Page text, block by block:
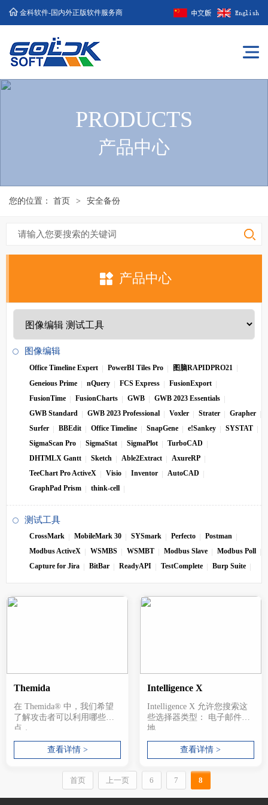
金科软件-国内外正版软件服务商
PRODUCTS
产品中心
您的位置： 首页 > 安全备份
产品中心
图像编辑
Office Timeline Expert PowerBI Tiles Pro
图脑RAPIDPRO21
Geneious Prime
nQuery FCS Express
FusionExport
FusionTime
FusionCharts GWB
GWB 2023 Essentials
GWB Standard
GWB 2023 Professional Voxler Strater
Grapher
Surfer
BBEdit Office Timeline SnapGene e!Sankey
SYSTAT
SigmaScan Pro
SigmaStat SigmaPlot
TurboCAD
DHTMLX Gantt
Sketch Able2Extract
AxureRP
TeeChart Pro ActiveX
Visio Inventor
AutoCAD
GraphPad Prism
think-cell
测试工具
CrossMark MobileMark 30 SYSmark Perfecto
Postman
Modbus ActiveX
WSMBS WSMBT Modbus Slave
Modbus Poll
Capture for Jira
BitBar ReadyAPI TestComplete Burp Suite
Themida
在 Themida® 中，我们希望
了解攻击者可以利用哪些弱
点，...
查看详情 >
Intelligence X
Intelligence X 允许您搜索这
些选择器类型： 电子邮件
地...
查看详情 >
首页 上一页 6 7 8